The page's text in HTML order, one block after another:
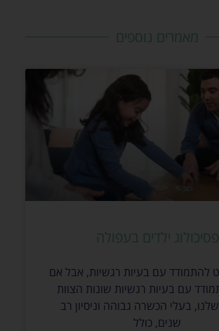
מאמרים נוספים
פסיכולוג ילדים בעפולה
להתמודד עם בעיות רגשיות, אבל אם
עם בעיות רגשיות שונות הצוות
בעלי הכשרה גבוהה וניסיון רב
שנים, כולל